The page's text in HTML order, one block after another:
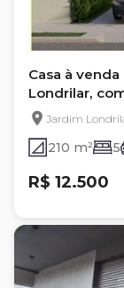
Casa à
Londrilar,
Jardim
210 m² 5
R$ 12.500